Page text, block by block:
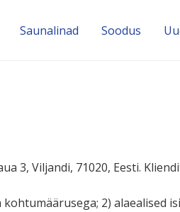
Sauna­linad Soodus
3, Viljandi, 71020, Eesti.
2) alaea­lised